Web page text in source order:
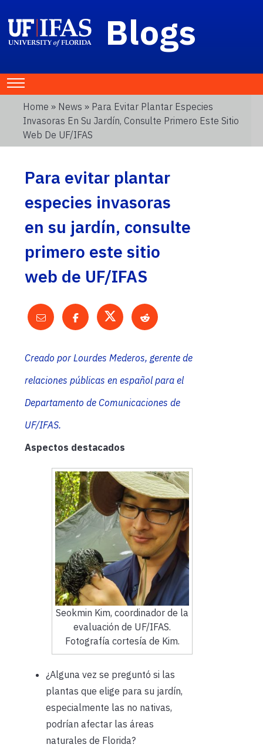
Blogs
Home » News » Para Evitar Plantar Especies
Invasoras En Su Jardín, Consulte Primero Este Sitio
Web De UF/IFAS
Para evitar plantar
especies invasoras
en su jardín, consulte
primero este sitio
web de UF/IFAS
Creado por Lourdes Mederos, gerente de
relaciones públicas en español para el
Departamento de Comunicaciones de
UF/IFAS.
Aspectos destacados
Seokmin Kim, coordinador de la
evaluación de UF/IFAS.
Fotografía cortesía de Kim.
¿Alguna vez se preguntó si las
plantas que elige para su jardín,
especialmente las no nativas,
podrían afectar las áreas
naturales de Florida?